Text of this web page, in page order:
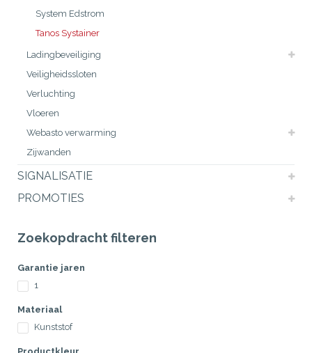
System Edstrom
Tanos Systainer
Ladingbeveiliging
Veiligheidssloten
Verluchting
Vloeren
Webasto verwarming
Zijwanden
SIGNALISATIE
PROMOTIES
Zoekopdracht filteren
Garantie jaren
1
Materiaal
Kunststof